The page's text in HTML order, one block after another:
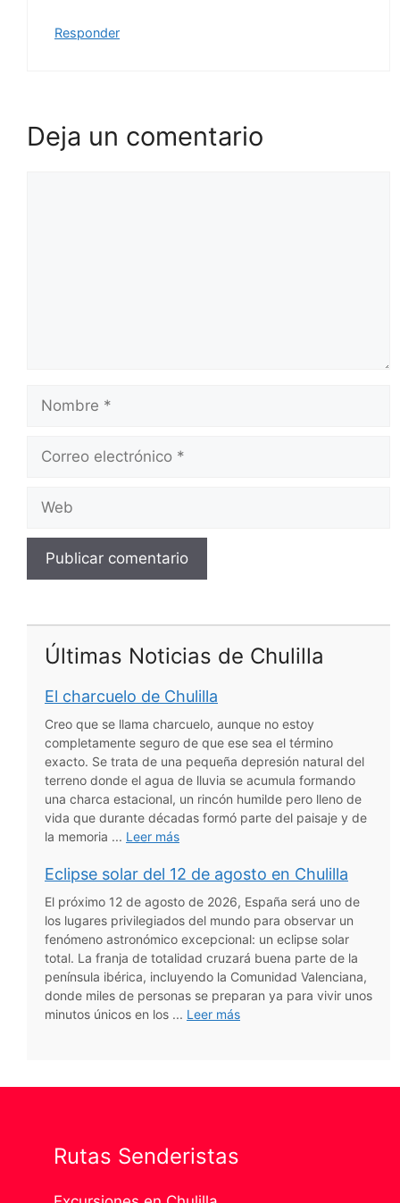
Responder
Deja un comentario
electrónico
Últimas Noticias de Chulilla
El charcuelo de Chulilla
Creo que se llama charcuelo, aunque no estoy
completamente seguro de que ese sea el término
exacto. Se trata de una pequeña depresión natural del
terreno donde el agua de lluvia se acumula formando
una charca estacional, un rincón humilde pero lleno de
vida que durante décadas formó parte del paisaje y de
la memoria ... Leer más
Eclipse solar del 12 de agosto en Chulilla
El próximo 12 de agosto de 2026, España será uno de
los lugares privilegiados del mundo para observar un
fenómeno astronómico excepcional: un eclipse solar
total. La franja de totalidad cruzará buena parte de la
península ibérica, incluyendo la Comunidad Valenciana,
donde miles de personas se preparan ya para vivir unos
minutos únicos en los ... Leer más
Rutas Senderistas